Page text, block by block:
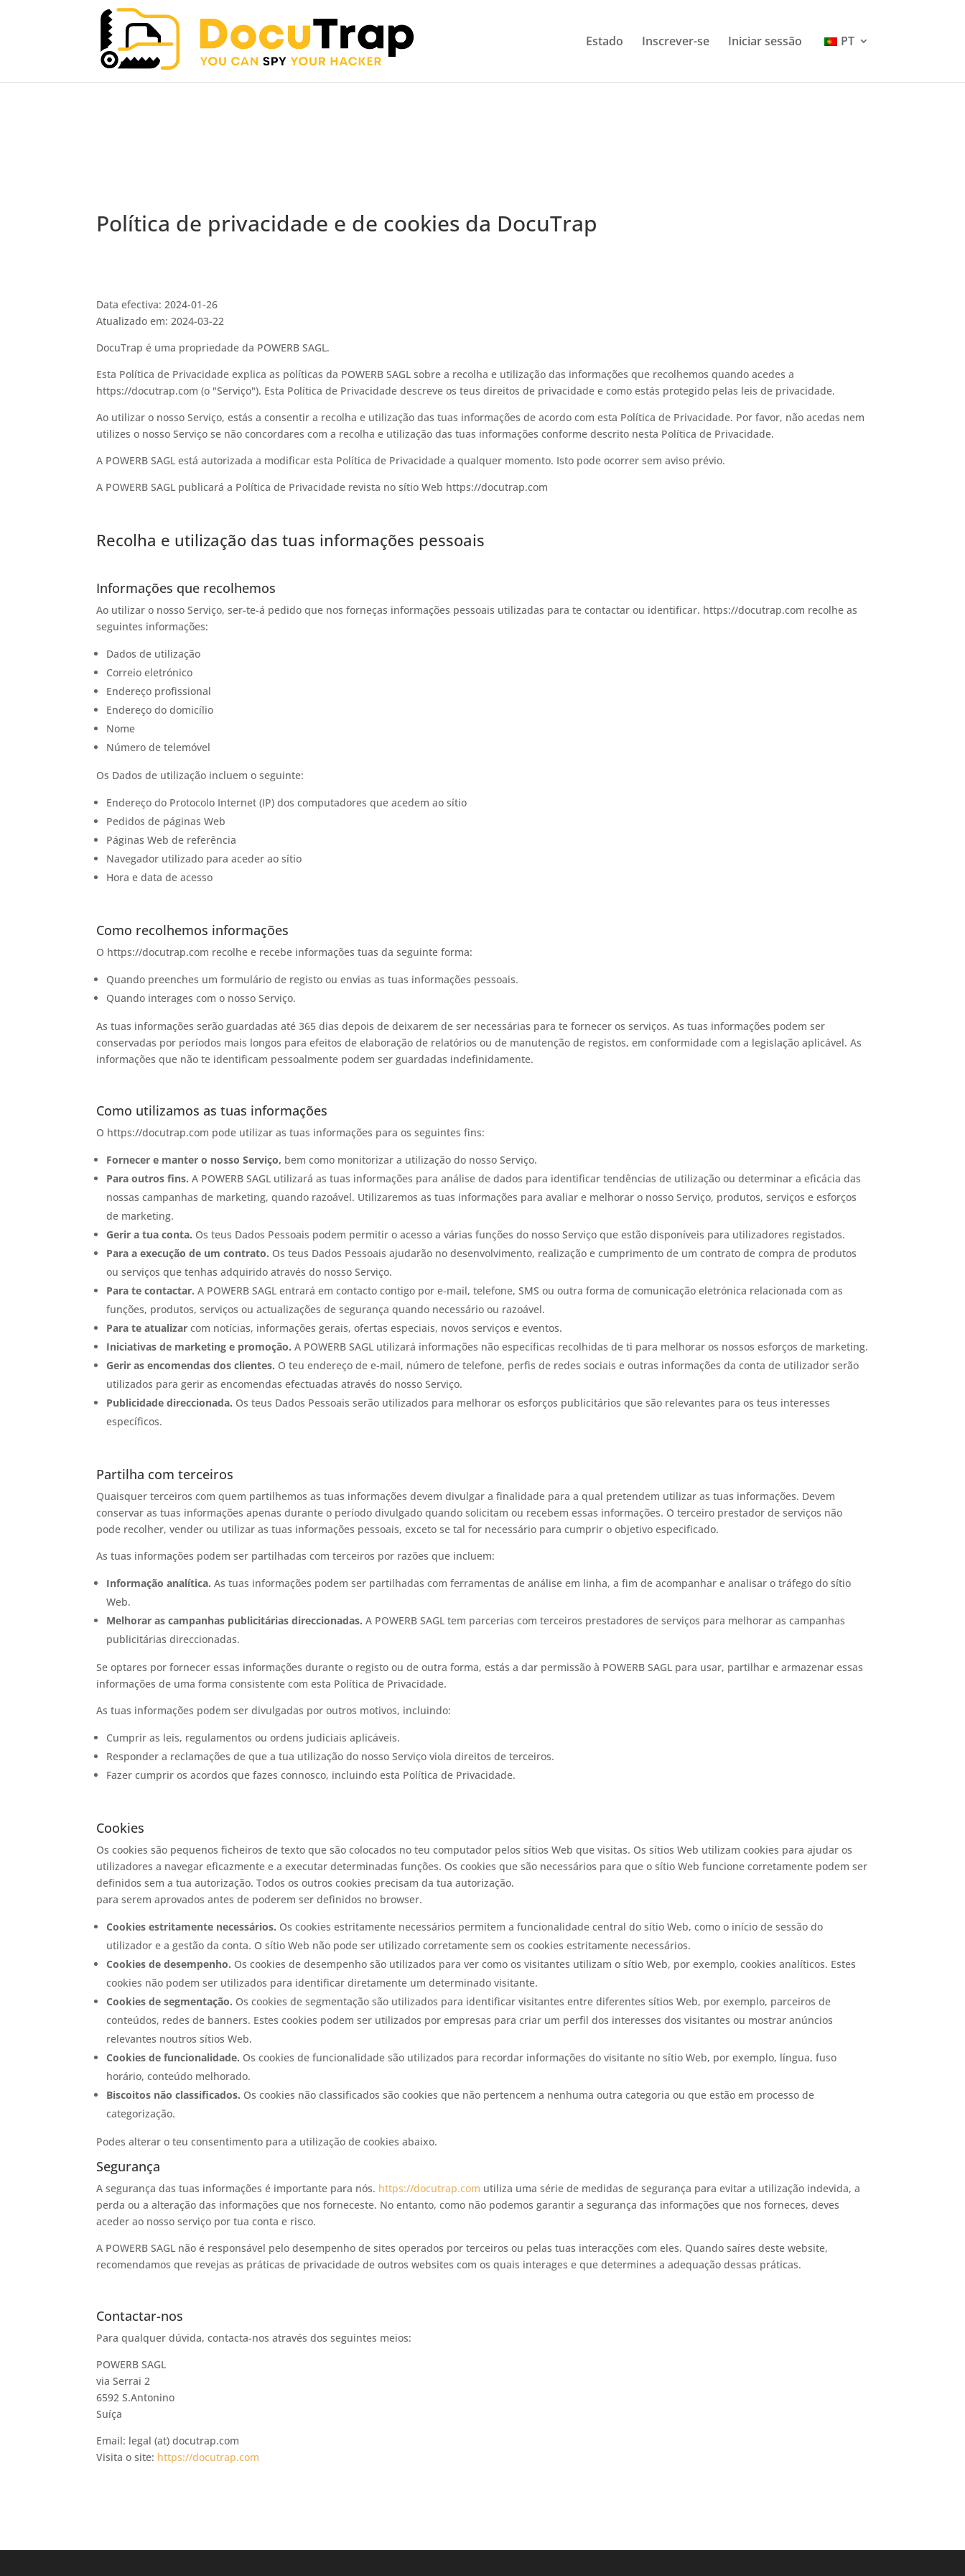
We've detected you might be speaking a
different language. Do you want to change to:
Change Language
Estado Inscrever-se Iniciar sessão PT
Política de privacidade e de cookies da DocuTrap
Data efectiva: 2024-01-26
Atualizado em: 2024-03-22
DocuTrap é uma propriedade da POWERB SAGL.
Esta Política de Privacidade explica as políticas da POWERB SAGL sobre a recolha e utilização das informações que recolhemos quando acedes a
https://docutrap.com (o "Serviço"). Esta Política de Privacidade descreve os teus direitos de privacidade e como estás protegido pelas leis de privacidade.
Ao utilizar o nosso Serviço, estás a consentir a recolha e utilização das tuas informações de acordo com esta Política de Privacidade. Por favor, não acedas nem
utilizes o nosso Serviço se não concordares com a recolha e utilização das tuas informações conforme descrito nesta Política de Privacidade.
A POWERB SAGL está autorizada a modificar esta Política de Privacidade a qualquer momento. Isto pode ocorrer sem aviso prévio.
A POWERB SAGL publicará a Política de Privacidade revista no sítio Web https://docutrap.com
Recolha e utilização das tuas informações pessoais
Informações que recolhemos
Ao utilizar o nosso Serviço, ser-te-á pedido que nos forneças informações pessoais utilizadas para te contactar ou identificar. https://docutrap.com recolhe as
seguintes informações:
Dados de utilização
Correio eletrónico
Endereço profissional
Endereço do domicílio
Nome
Número de telemóvel
Os Dados de utilização incluem o seguinte:
Endereço do Protocolo Internet (IP) dos computadores que acedem ao sítio
Pedidos de páginas Web
Páginas Web de referência
Navegador utilizado para aceder ao sítio
Hora e data de acesso
Como recolhemos informações
O https://docutrap.com recolhe e recebe informações tuas da seguinte forma:
Quando preenches um formulário de registo ou envias as tuas informações pessoais.
Quando interages com o nosso Serviço.
As tuas informações serão guardadas até 365 dias depois de deixarem de ser necessárias para te fornecer os serviços. As tuas informações podem ser
conservadas por períodos mais longos para efeitos de elaboração de relatórios ou de manutenção de registos, em conformidade com a legislação aplicável. As
informações que não te identificam pessoalmente podem ser guardadas indefinidamente.
Como utilizamos as tuas informações
O https://docutrap.com pode utilizar as tuas informações para os seguintes fins:
Fornecer e manter o nosso Serviço, bem como monitorizar a utilização do nosso Serviço.
Para outros fins. A POWERB SAGL utilizará as tuas informações para análise de dados para identificar tendências de utilização ou determinar a eficácia das
nossas campanhas de marketing, quando razoável. Utilizaremos as tuas informações para avaliar e melhorar o nosso Serviço, produtos, serviços e esforços
de marketing.
Gerir a tua conta. Os teus Dados Pessoais podem permitir o acesso a várias funções do nosso Serviço que estão disponíveis para utilizadores registados.
Para a execução de um contrato. Os teus Dados Pessoais ajudarão no desenvolvimento, realização e cumprimento de um contrato de compra de produtos
ou serviços que tenhas adquirido através do nosso Serviço.
Para te contactar. A POWERB SAGL entrará em contacto contigo por e-mail, telefone, SMS ou outra forma de comunicação eletrónica relacionada com as
funções, produtos, serviços ou actualizações de segurança quando necessário ou razoável.
Para te atualizar com notícias, informações gerais, ofertas especiais, novos serviços e eventos.
Iniciativas de marketing e promoção. A POWERB SAGL utilizará informações não específicas recolhidas de ti para melhorar os nossos esforços de marketing.
Gerir as encomendas dos clientes. O teu endereço de e-mail, número de telefone, perfis de redes sociais e outras informações da conta de utilizador serão
utilizados para gerir as encomendas efectuadas através do nosso Serviço.
Publicidade direccionada. Os teus Dados Pessoais serão utilizados para melhorar os esforços publicitários que são relevantes para os teus interesses
específicos.
Partilha com terceiros
Quaisquer terceiros com quem partilhemos as tuas informações devem divulgar a finalidade para a qual pretendem utilizar as tuas informações. Devem
conservar as tuas informações apenas durante o período divulgado quando solicitam ou recebem essas informações. O terceiro prestador de serviços não
pode recolher, vender ou utilizar as tuas informações pessoais, exceto se tal for necessário para cumprir o objetivo especificado.
As tuas informações podem ser partilhadas com terceiros por razões que incluem:
Informação analítica. As tuas informações podem ser partilhadas com ferramentas de análise em linha, a fim de acompanhar e analisar o tráfego do sítio
Web.
Melhorar as campanhas publicitárias direccionadas. A POWERB SAGL tem parcerias com terceiros prestadores de serviços para melhorar as campanhas
publicitárias direccionadas.
Se optares por fornecer essas informações durante o registo ou de outra forma, estás a dar permissão à POWERB SAGL para usar, partilhar e armazenar essas
informações de uma forma consistente com esta Política de Privacidade.
As tuas informações podem ser divulgadas por outros motivos, incluindo:
Cumprir as leis, regulamentos ou ordens judiciais aplicáveis.
Responder a reclamações de que a tua utilização do nosso Serviço viola direitos de terceiros.
Fazer cumprir os acordos que fazes connosco, incluindo esta Política de Privacidade.
Cookies
Os cookies são pequenos ficheiros de texto que são colocados no teu computador pelos sítios Web que visitas. Os sítios Web utilizam cookies para ajudar os
utilizadores a navegar eficazmente e a executar determinadas funções. Os cookies que são necessários para que o sítio Web funcione corretamente podem ser
definidos sem a tua autorização. Todos os outros cookies precisam da tua autorização.
para serem aprovados antes de poderem ser definidos no browser.
Cookies estritamente necessários. Os cookies estritamente necessários permitem a funcionalidade central do sítio Web, como o início de sessão do
utilizador e a gestão da conta. O sítio Web não pode ser utilizado corretamente sem os cookies estritamente necessários.
Cookies de desempenho. Os cookies de desempenho são utilizados para ver como os visitantes utilizam o sítio Web, por exemplo, cookies analíticos. Estes
cookies não podem ser utilizados para identificar diretamente um determinado visitante.
Cookies de segmentação. Os cookies de segmentação são utilizados para identificar visitantes entre diferentes sítios Web, por exemplo, parceiros de
conteúdos, redes de banners. Estes cookies podem ser utilizados por empresas para criar um perfil dos interesses dos visitantes ou mostrar anúncios
relevantes noutros sítios Web.
Cookies de funcionalidade. Os cookies de funcionalidade são utilizados para recordar informações do visitante no sítio Web, por exemplo, língua, fuso
horário, conteúdo melhorado.
Biscoitos não classificados. Os cookies não classificados são cookies que não pertencem a nenhuma outra categoria ou que estão em processo de
categorização.
Podes alterar o teu consentimento para a utilização de cookies abaixo.
Segurança
A segurança das tuas informações é importante para nós. https://docutrap.com utiliza uma série de medidas de segurança para evitar a utilização indevida, a
perda ou a alteração das informações que nos forneceste. No entanto, como não podemos garantir a segurança das informações que nos forneces, deves
aceder ao nosso serviço por tua conta e risco.
A POWERB SAGL não é responsável pelo desempenho de sites operados por terceiros ou pelas tuas interacções com eles. Quando saíres deste website,
recomendamos que revejas as práticas de privacidade de outros websites com os quais interages e que determines a adequação dessas práticas.
Contactar-nos
Para qualquer dúvida, contacta-nos através dos seguintes meios:
POWERB SAGL
via Serrai 2
6592 S.Antonino
Suíça
Email: legal (at) docutrap.com
Visita o site: https://docutrap.com